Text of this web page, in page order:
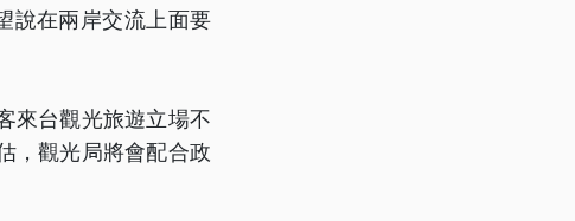
說在兩岸交流上面要
來台觀光旅遊立場不
，觀光局將會配合政